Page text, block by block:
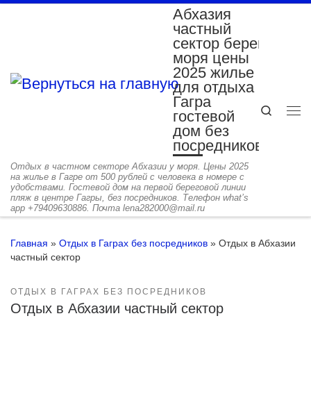
Абхазия
частный
сектор берег
моря цены
2025 жилье
для отдыха
Гагра
гостевой
дом без
посредников
Отдых в частном секторе Абхазии у моря. Цены 2025
на жилье в Гагре от 500 рублей с человека в номере с
удобствами. Гостевой дом на первой береговой линии
пляж в центре Гагры, без посредников. Телефон what’s
app +79409630886. Почта lena282000@mail.ru
Search
Главная » Отдых в Гаграх без посредников » Отдых в Абхазии
частный сектор
ОТДЫХ В ГАГРАХ БЕЗ ПОСРЕДНИКОВ
Отдых в Абхазии частный сектор